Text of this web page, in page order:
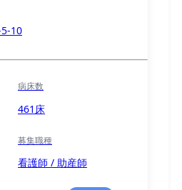
10
病床数
461床
募集職種
看護師 / 助産師